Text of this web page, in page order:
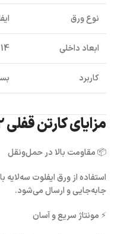
نوع ورق
ابعاد داخلی 14 × 10 × 26.5 سانتی‌متر
کاربرد
مزایای کارتن قفلی D22
📦مقاومت بالا در حمل‌ونقل
استفاده از ورق ایفلوت
جابه‌جایی و ارسال می‌شود.
⚡ مونتاژ سریع و آسان